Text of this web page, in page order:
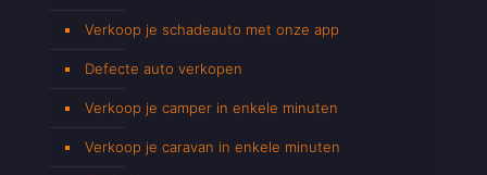
Verkoop je schadeauto met onze app
Defecte auto verkopen
Verkoop je camper in enkele minuten
Verkoop je caravan in enkele minuten